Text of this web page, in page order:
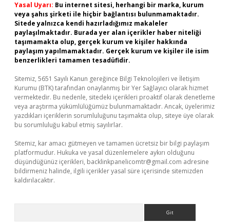
Yasal Uyarı: Bu internet sitesi, herhangi bir marka, kurum
veya şahıs şirketi ile hiçbir bağlantısı bulunmamaktadır.
Sitede yalnızca kendi hazırladığımız makaleler
paylaşılmaktadır. Burada yer alan içerikler haber niteliği
taşımamakta olup, gerçek kurum ve kişiler hakkında
paylaşım yapılmamaktadır. Gerçek kurum ve kişiler ile isim
benzerlikleri tamamen tesadüfidir.
Sitemiz, 5651 Sayılı Kanun gereğince Bilgi Teknolojileri ve İletişim
Kurumu (BTK) tarafından onaylanmış bir Yer Sağlayıcı olarak hizmet
vermektedir. Bu nedenle, sitedeki içerikleri proaktif olarak denetleme
veya araştırma yükümlülüğümüz bulunmamaktadır. Ancak, üyelerimiz
yazdıkları içeriklerin sorumluluğunu taşımakta olup, siteye üye olarak
bu sorumluluğu kabul etmiş sayılırlar.
Sitemiz, kar amacı gütmeyen ve tamamen ücretsiz bir bilgi paylaşım
platformudur. Hukuka ve yasal düzenlemelere aykırı olduğunu
düşündüğünüz içerikleri, backlinkpanelicomtr@gmail.com adresine
bildirmeniz halinde, ilgili içerikler yasal süre içerisinde sitemizden
kaldırılacaktır.